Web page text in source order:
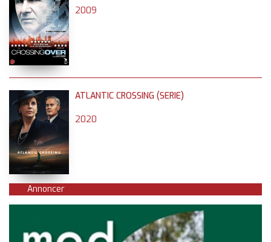
2009
ATLANTIC CROSSING (SERIE)
2020
Annoncer